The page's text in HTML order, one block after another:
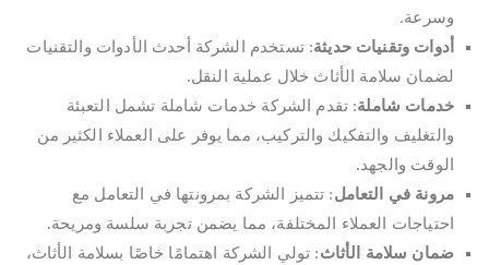
وسرعة.
أدوات وتقنيات حديثة: تستخدم الشركة أحدث الأدوات والتقنيات
لضمان سلامة الأثاث خلال عملية النقل.
خدمات شاملة: تقدم الشركة خدمات شاملة تشمل التعبئة
والتغليف والتفكيك والتركيب، مما يوفر على العملاء الكثير من
الوقت والجهد.
مرونة في التعامل: تتميز الشركة بمرونتها في التعامل مع
احتياجات العملاء المختلفة، مما يضمن تجربة سلسة ومريحة.
ضمان سلامة الأثاث: تولي الشركة اهتمامًا خاصًا بسلامة الأثاث،